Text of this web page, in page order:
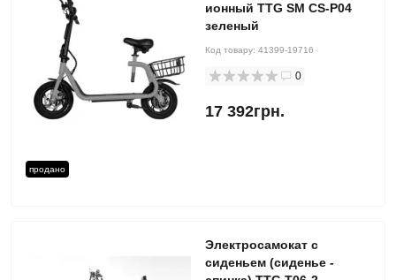
продано
ионный TTG SM CS-P04
зеленый
Код товару: 41399-19716
0
17 392грн.
Электросамокат с
сиденьем (сиденье -